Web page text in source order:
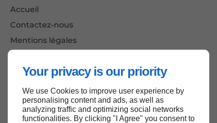
Your privacy is our priority
We use Cookies to improve user experience by
personalising content and ads, as well as
analyzing traffic and optimizing social networks
functionalities. By clicking "I Agree" you consent to
Accueil
Contactez-nous
Mentions légales
Haut de page